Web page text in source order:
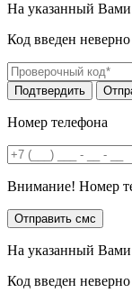
На указанный Вами
Код введен неверно
Номер телефона
Внимание! Номер
На указанный Вами
Код введен неверно